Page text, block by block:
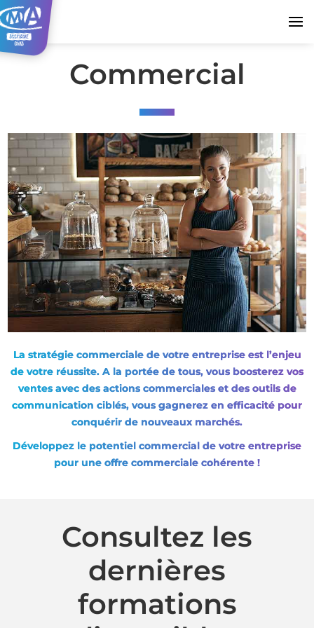
Commercial
La stratégie commerciale de votre entreprise est l’enjeu
de votre réussite. A la portée de tous, vous boosterez vos
ventes avec des actions commerciales et des outils de
communication ciblés, vous gagnerez en efficacité pour
conquérir de nouveaux marchés.
Développez le potentiel commercial de votre entreprise
pour une offre commerciale cohérente !
Consultez les
dernières
formations